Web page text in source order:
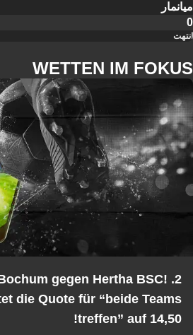
ميانمار
0
انتهت
WETTEN IM FOKUS
Bochum gegen Hertha BSC!
die Quote für “beide Teams
treffen” auf 14,50!